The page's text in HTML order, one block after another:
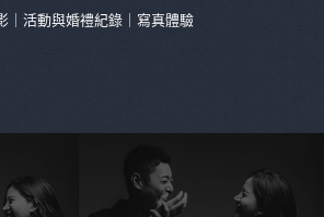
｜活動與婚禮紀錄｜寫真體驗